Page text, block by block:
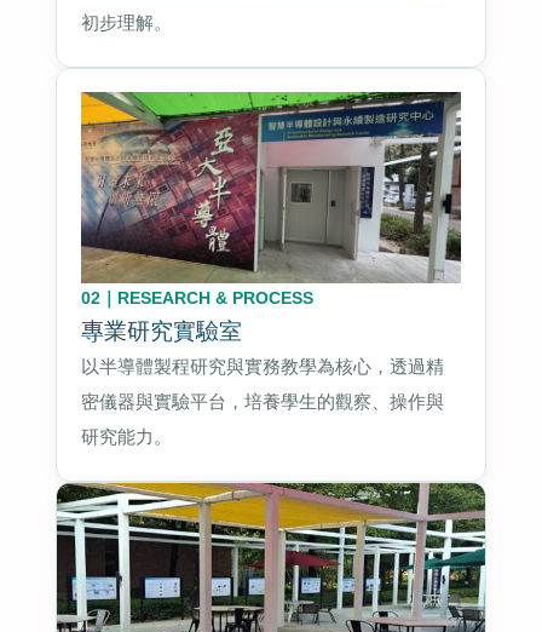
初步理解。
02｜RESEARCH & PROCESS
專業研究實驗室
以半導體製程研究與實務教學為核心，透過精
密儀器與實驗平台，培養學生的觀察、操作與
研究能力。